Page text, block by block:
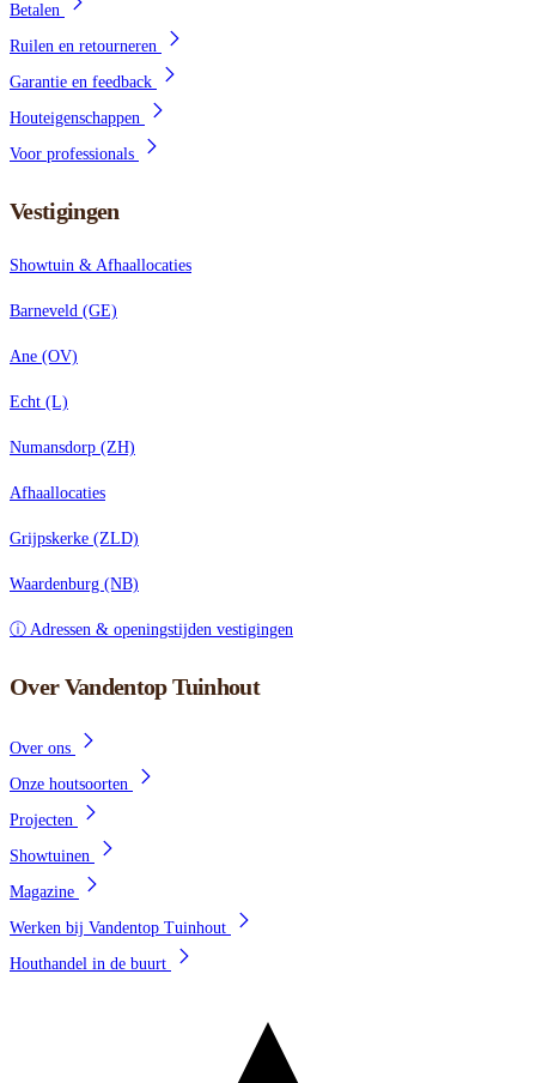
Betalen
Ruilen en retourneren
Garantie en feedback
Houteigenschappen
Voor professionals
Vestigingen
Showtuin & Afhaallocaties
Barneveld (GE)
Ane (OV)
Echt (L)
Numansdorp (ZH)
Afhaallocaties
Grijpskerke (ZLD)
Waardenburg (NB)
ⓘ Adressen & openingstijden vestigingen
Over Vandentop Tuinhout
Over ons
Onze houtsoorten
Projecten
Showtuinen
Magazine
Werken bij Vandentop Tuinhout
Houthandel in de buurt